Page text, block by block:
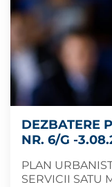
DEZBATERE
NR. 6/G -
PLAN
SERVICII SATU